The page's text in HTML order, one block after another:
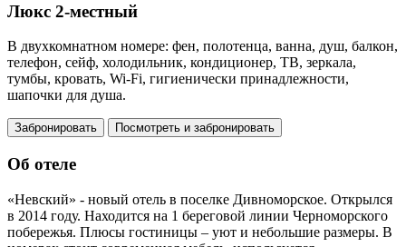
Люкс 2-местный
В двухкомнатном номере: фен, полотенца, ванна, душ, балкон,
телефон, сейф, холодильник, кондиционер, ТВ, зеркала,
тумбы, кровать, Wi-Fi, гигиенически принадлежности,
шапочки для душа.
Забронировать Посмотреть и забронировать
Об отеле
«Невский» - новый отель в поселке Дивноморское. Открылся
в 2014 году. Находится на 1 береговой линии Черноморского
побережья. Плюсы гостиницы – уют и небольшие размеры. В